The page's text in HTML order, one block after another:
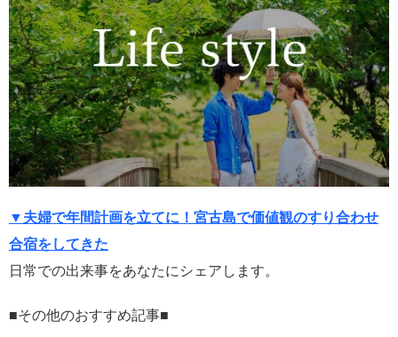
▼夫婦で年間計画を立てに！宮古島で価値観のすり合わせ
合宿をしてきた
日常での出来事をあなたにシェアします。
■その他のおすすめ記事■